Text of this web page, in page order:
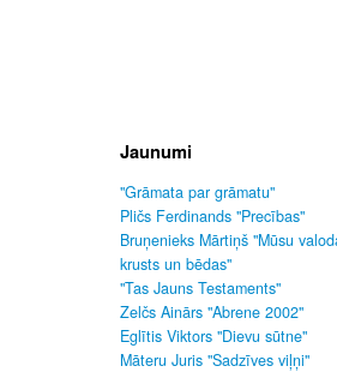
Jaunumi
"Grāmata par grāmatu"
Pličs Ferdinands "Precības"
Bruņenieks Mārtiņš "Mūsu
krusts un bēdas"
"Tas Jauns Testaments"
Zelčs Ainārs "Abrene 2002"
Eglītis Viktors "Dievu sūtne"
Māteru Juris "Sadzīves viļņi"